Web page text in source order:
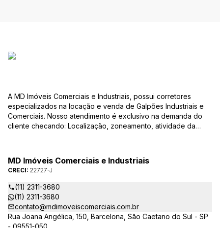
A MD Imóveis Comerciais e Industriais, possui corretores
especializados na locação e venda de Galpões Industriais e
Comerciais. Nosso atendimento é exclusivo na demanda do
cliente checando: Localização, zoneamento, atividade da
atender de verdade a sua necessidade!
MD Imóveis Comerciais e Industriais
CRECI: 22727-J
(11) 2311-3680
(11) 2311-3680
contato@mdimoveiscomerciais.com.br
Rua Joana Angélica, 150, Barcelona, São Caetano do Sul - SP
- 09551-050